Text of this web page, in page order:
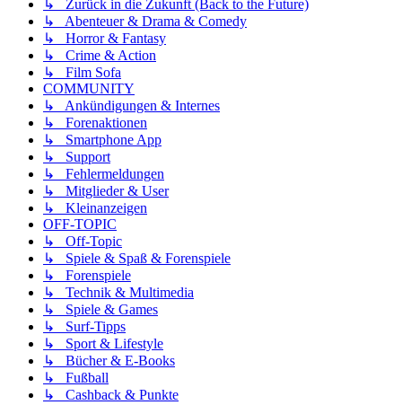
↳ Zurück in die Zukunft (Back to the Future)
↳ Abenteuer & Drama & Comedy
↳ Horror & Fantasy
↳ Crime & Action
↳ Film Sofa
COMMUNITY
↳ Ankündigungen & Internes
↳ Forenaktionen
↳ Smartphone App
↳ Support
↳ Fehlermeldungen
↳ Mitglieder & User
↳ Kleinanzeigen
OFF-TOPIC
↳ Off-Topic
↳ Spiele & Spaß & Forenspiele
↳ Forenspiele
↳ Technik & Multimedia
↳ Spiele & Games
↳ Surf-Tipps
↳ Sport & Lifestyle
↳ Bücher & E-Books
↳ Fußball
↳ Cashback & Punkte